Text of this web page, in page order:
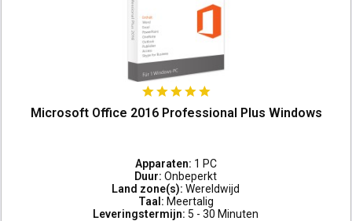
Microsoft Office 2016 Professional Plus Windows
Apparaten: 1 PC
Duur:Onbeperkt
Land zone(s):Wereldwijd
Taal: Meertalig
Leveringstermijn: 5 - 30 Minuten